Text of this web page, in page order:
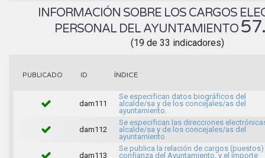
INFORMACIÓN SOBRE LOS CARGOS
PERSONAL DEL AYUNTAMIENTO
(19 de 33 indicadores)
PUBLICADO ID ÍNDICE
dam111
Se especifican datos biográficos del
alcalde/sa y de los concejales/as del
ayuntamiento.
dam112
Se especifican las direcciones
alcalde/sa y de los concejales/as del
ayuntamiento.
dam113
Se publica la relación de cargos
confianza del Ayuntamiento, y el importe